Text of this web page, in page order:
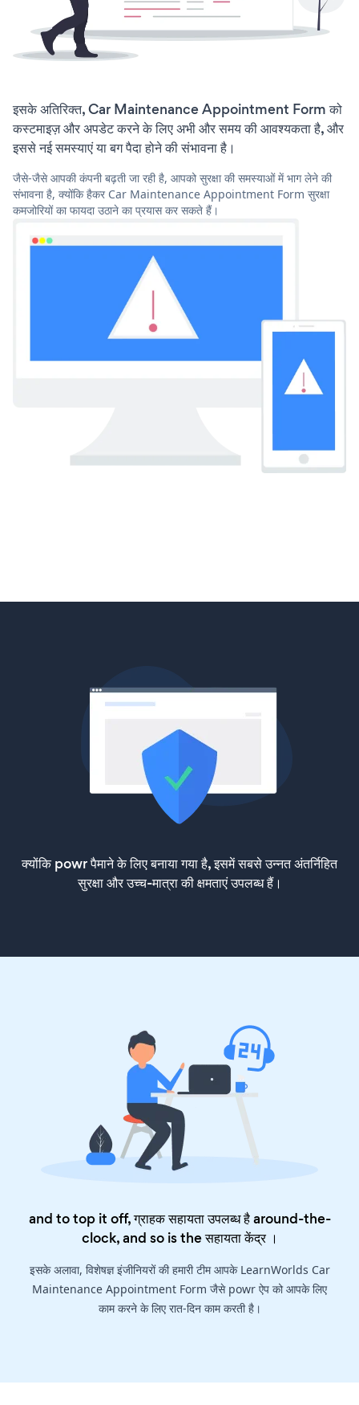
इसके अतिरिक्त, Car Maintenance Appointment Form को
कस्टमाइज़ और अपडेट करने के लिए अभी और समय की आवश्यकता है, और
इससे नई समस्याएं या बग पैदा होने की संभावना है।
जैसे-जैसे आपकी कंपनी बढ़ती जा रही है, आपको सुरक्षा की समस्याओं में भाग लेने की
संभावना है, क्योंकि हैकर Car Maintenance Appointment Form सुरक्षा
कमजोरियों का फायदा उठाने का प्रयास कर सकते हैं।
क्योंकि powr पैमाने के लिए बनाया गया है, इसमें सबसे उन्नत अंतर्निहित
सुरक्षा और उच्च-मात्रा की क्षमताएं उपलब्ध हैं।
and to top it off, ग्राहक सहायता उपलब्ध है around-the-
clock, and so is theसहायता केंद्र।
इसके अलावा, विशेषज्ञ इंजीनियरों की हमारी टीम आपके LearnWorlds Car
Maintenance Appointment Form जैसे powr ऐप को आपके लिए
काम करने के लिए रात-दिन काम करती है।